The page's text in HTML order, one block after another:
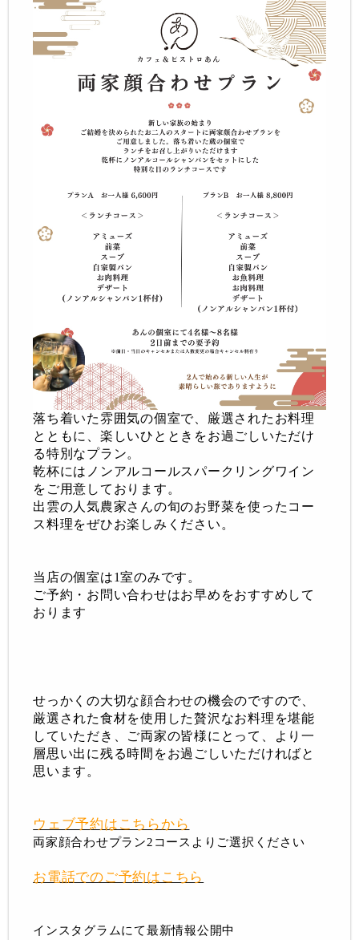
落ち着いた雰囲気の個室で、厳選されたお料理
とともに、楽しいひとときをお過ごしいただけ
る特別なプラン。
乾杯にはノンアルコールスパークリングワイン
をご用意しております。
出雲の人気農家さんの旬のお野菜を使ったコー
ス料理をぜひお楽しみください。
当店の個室は1室のみです。
ご予約・お問い合わせはお早めをおすすめして
おります
せっかくの大切な顔合わせの機会のですので、
厳選された食材を使用した贅沢なお料理を堪能
していただき、ご両家の皆様にとって、より一
層思い出に残る時間をお過ごしいただければと
思います。
ウェブ予約はこちらから
両家顔合わせプラン2コースよりご選択ください
お電話でのご予約はこちら
インスタグラムにて最新情報公開中